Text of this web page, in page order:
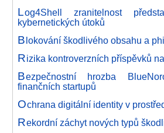
Log4Shell zranitelnost
kybernetických útoků
Blokování škodlivého obsahu a
Rizika kontroverzních příspěvků
Bezpečnostní hrozba
finančních startupů
Ochrana digitální identity v
Rekordní záchyt nových typů